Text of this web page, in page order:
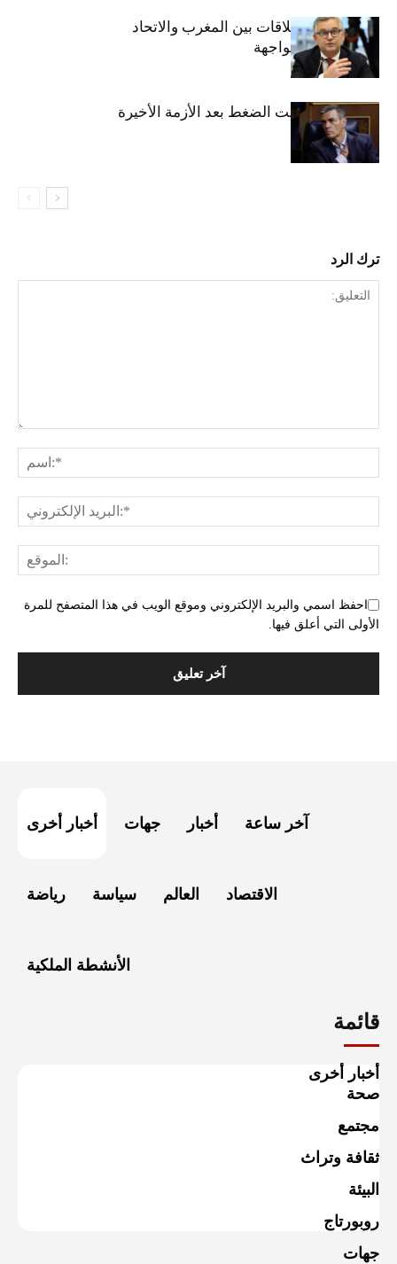
الهجرة تعيد العلاقات بين المغرب والاتحاد
الأوروبي إلى الواجهة
سبتة: مدريد تحت الضغط بعد الأزمة الأخيرة
للهجرة
ترك الرد
احفظ اسمي والبريد الإلكتروني وموقع الويب في هذا المتصفح للمرة
الأولى التي أعلق فيها.
أخبار أخرى جهات أخبار آخر ساعة
رياضة سياسة العالم الاقتصاد
الأنشطة الملكية
قائمة
أخبار أخرى
صحة
مجتمع
ثقافة وتراث
البيئة
روبورتاج
جهات